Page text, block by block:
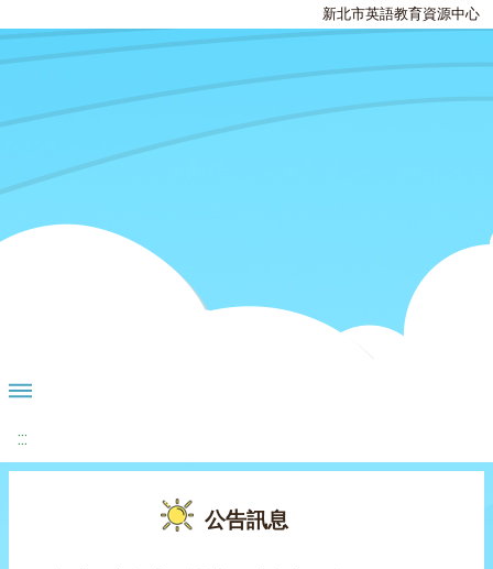
新北市英語教育資源中心
:::
公告訊息